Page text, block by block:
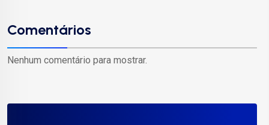
Comentários
Nenhum comentário para mostrar.